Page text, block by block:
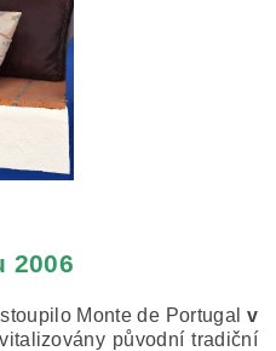
2006
Monte de Portugal v
původní tradiční